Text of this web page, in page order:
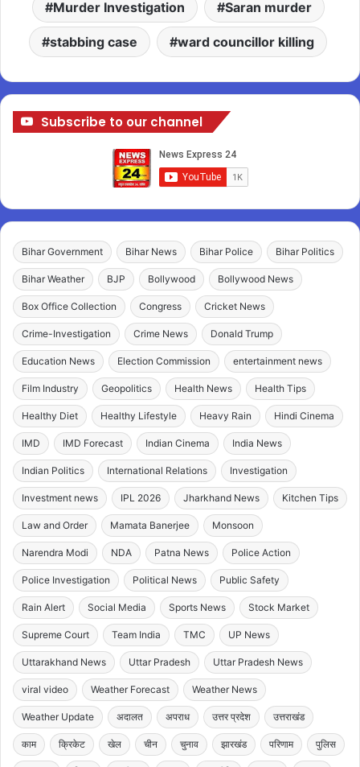
Murder Investigation Saran murder
stabbing case ward councillor killing
Subscribe to our channel
Bihar Government Bihar News Bihar Police Bihar Politics
Bihar Weather BJP Bollywood Bollywood News
Box Office Collection Congress Cricket News
Crime-Investigation Crime News Donald Trump
Education News Election Commission entertainment news
Film Industry Geopolitics Health News Health Tips
Healthy Diet Healthy Lifestyle Heavy Rain Hindi Cinema
IMD IMD Forecast Indian Cinema India News
Indian Politics International Relations Investigation
Investment news IPL 2026 Jharkhand News Kitchen Tips
Law and Order Mamata Banerjee Monsoon
Narendra Modi NDA Patna News Police Action
Police Investigation Political News Public Safety
Rain Alert Social Media Sports News Stock Market
Supreme Court Team India TMC UP News
Uttarakhand News Uttar Pradesh Uttar Pradesh News
viral video Weather Forecast Weather News
Weather Update अदालत अपराध उत्तर प्रदेश उत्तराखंड
काम क्रिकेट खेल चीन चुनाव झारखंड परिणाम पुलिस